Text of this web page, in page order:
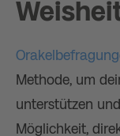
Methode, um
unterstützen
Möglichkeit,